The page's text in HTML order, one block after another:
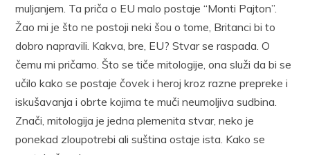
muljanjem. Ta priča o EU malo postaje “Monti Pajton”.
Žao mi je što ne postoji neki šou o tome, Britanci bi to
dobro napravili. Kakva, bre, EU? Stvar se raspada. O
čemu mi pričamo. Što se tiče mitologije, ona služi da bi se
učilo kako se postaje čovek i heroj kroz razne prepreke i
iskušavanja i obrte kojima te muči neumoljiva sudbina.
Znači, mitologija je jedna plemenita stvar, neko je
ponekad zloupotrebi ali suština ostaje ista. Kako se